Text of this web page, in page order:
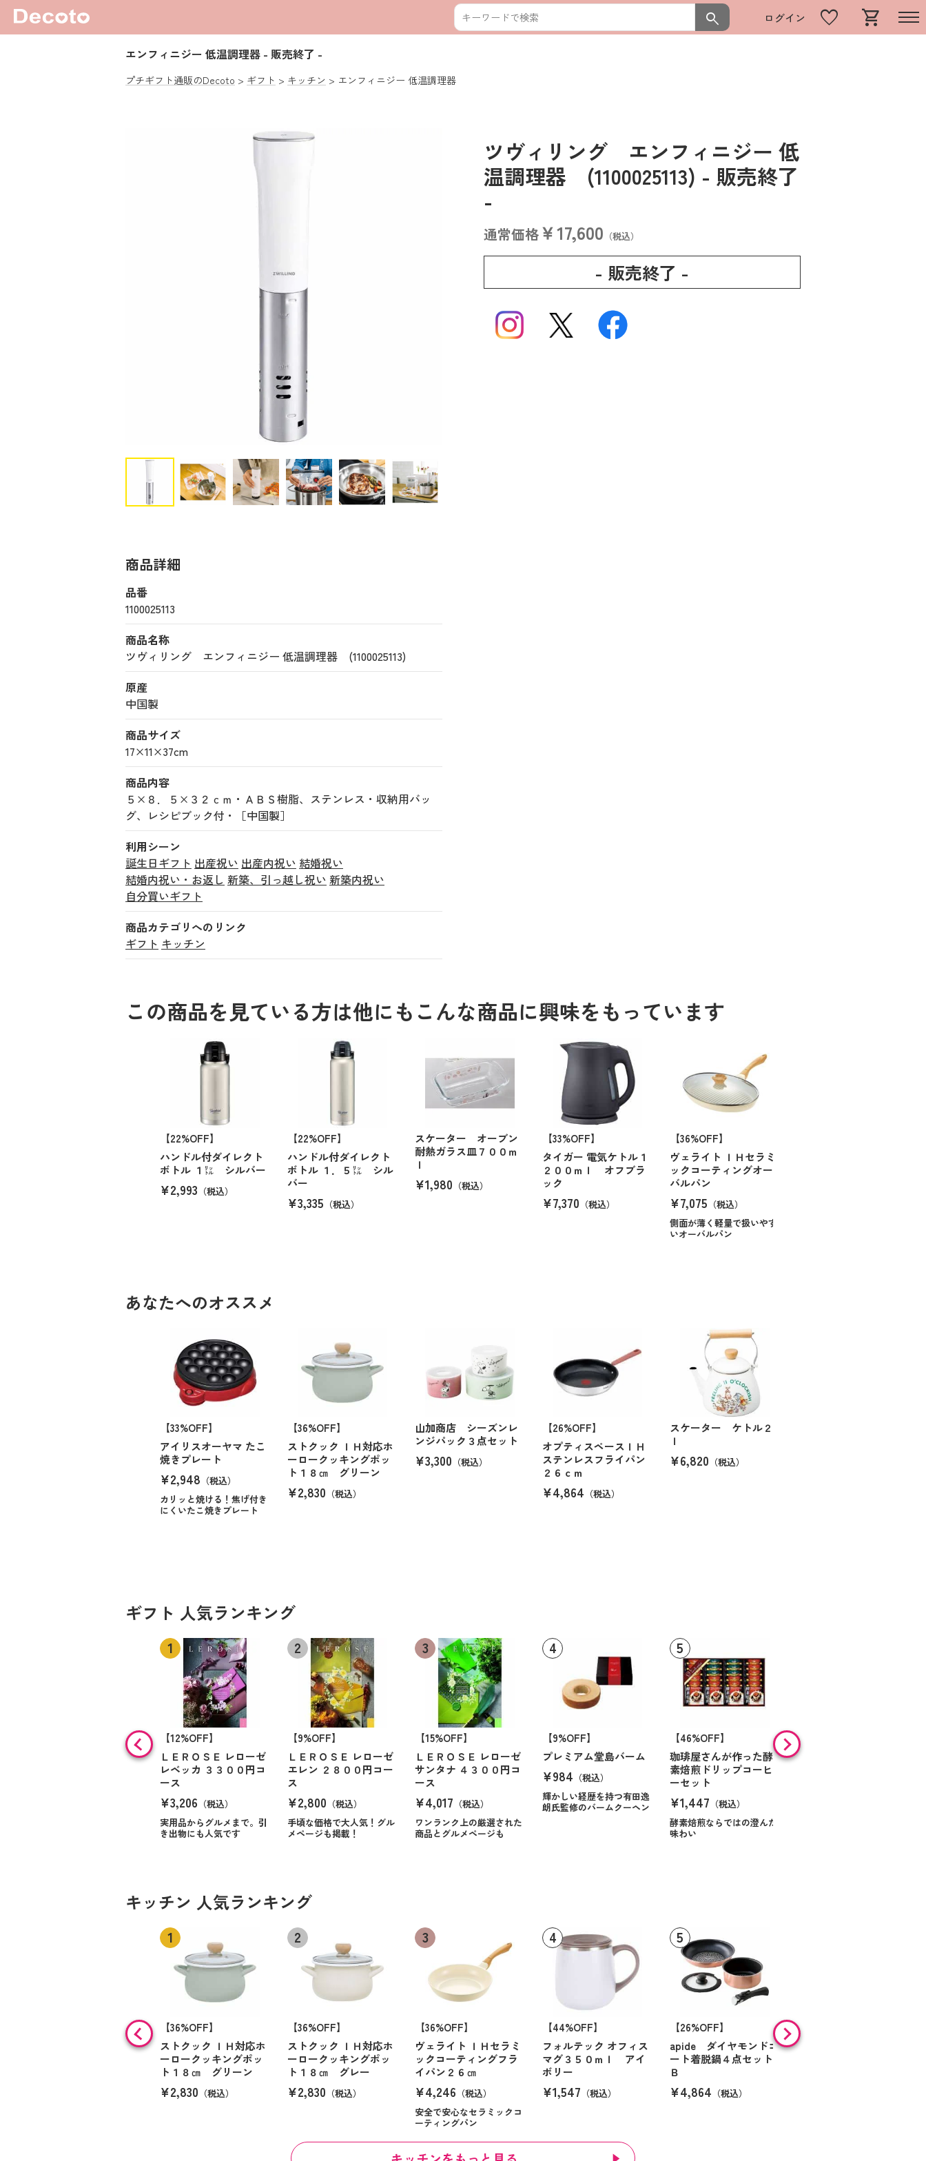
search ログイン favorite shopping_cart
エンフィニジー 低温調理器 - 販売終了 -
プチギフト通販のDecoto ギフト キッチン エンフィニジー 低温調理器
ツヴィリング エンフィニジー 低
温調理器 (1100025113) - 販売終了
-
通常価格￥17,600 （税込）
- 販売終了 -
商品詳細
品番
1100025113
商品名称
ツヴィリング エンフィニジー 低温調理器 (1100025113)
原産
中国製
商品サイズ
17×11×37cm
商品内容
５×８．５×３２ｃｍ・ＡＢＳ樹脂、ステンレス・収納用バッ
グ、レシピブック付・［中国製］
利用シーン
誕生日ギフト 出産祝い 出産内祝い 結婚祝い
結婚内祝い・お返し 新築、引っ越し祝い 新築内祝い
自分買いギフト
商品カテゴリへのリンク
ギフト キッチン
この商品を見ている方は他にもこんな商品に興味をもっています
【22%OFF】
ハンドル付ダイレクト
ボトル １㍑ シルバー
¥2,993 （税込）
【22%OFF】
ハンドル付ダイレクト
ボトル １．５㍑ シル
バー
¥3,335 （税込）
スケーター オーブン
耐熱ガラス皿７００ｍ
ｌ
¥1,980 （税込）
【33%OFF】
タイガー 電気ケトル１
２００ｍｌ オフブラ
ック
¥7,370 （税込）
【36%OFF】
ヴェライト ＩＨセラミ
ックコーティングオー
バルパン
¥7,075 （税込）
側面が薄く軽量で扱いやす
いオーバルパン
あなたへのオススメ
【33%OFF】
アイリスオーヤマ たこ
焼きプレート
¥2,948 （税込）
カリッと焼ける！焦げ付き
にくいたこ焼きプレート
【36%OFF】
ストクック ＩＨ対応ホ
ーロークッキングポッ
ト１８㎝ グリーン
¥2,830 （税込）
山加商店 シーズンレ
ンジパック３点セット
¥3,300 （税込）
【26%OFF】
オプティスペースＩＨ
ステンレスフライパン
２６ｃｍ
¥4,864 （税込）
スケーター ケトル２
ｌ
¥6,820 （税込）
ギフト 人気ランキング
【12%OFF】
ＬＥＲＯＳＥ レローゼ
レベッカ ３３００円コ
ース
¥3,206 （税込）
実用品からグルメまで。引
き出物にも人気です
【9%OFF】
ＬＥＲＯＳＥ レローゼ
エレン ２８００円コー
ス
¥2,800 （税込）
手頃な価格で大人気！グル
メページも掲載！
【15%OFF】
ＬＥＲＯＳＥ レローゼ
サンタナ ４３００円コ
ース
¥4,017 （税込）
ワンランク上の厳選された
商品とグルメページも
【9%OFF】
プレミアム堂島バーム
¥984 （税込）
輝かしい経歴を持つ有田逸
朗氏監修のバームクーヘン
【46%OFF】
珈琲屋さんが作った酵
素焙煎ドリップコーヒ
ーセット
¥1,447 （税込）
酵素焙煎ならではの澄んだ
味わい
【9%OFF】
アラン・ド・パリ ショ
キッチン 人気ランキング
【36%OFF】
ストクック ＩＨ対応ホ
ーロークッキングポッ
ト１８㎝ グリーン
¥2,830 （税込）
【36%OFF】
ストクック ＩＨ対応ホ
ーロークッキングポッ
ト１８㎝ グレー
¥2,830 （税込）
【36%OFF】
ヴェライト ＩＨセラミ
ックコーティングフラ
イパン２６㎝
¥4,246 （税込）
安全で安心なセラミックコ
ーティングパン
【44%OFF】
フォルテック オフィス
マグ３５０ｍｌ アイ
ボリー
¥1,547 （税込）
【26%OFF】
apide ダイヤモンドコ
ート着脱鍋４点セット
Ｂ
¥4,864 （税込）
HARIO 一膳屋 耐熱
ガラス製電子レンジ用